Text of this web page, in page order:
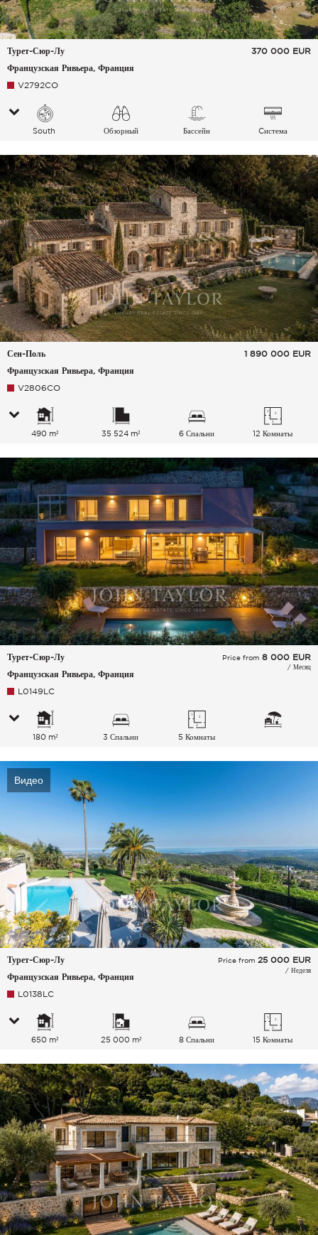
Турет-Сюр-Лу
Французская Ривьера, Франция
370 000 EUR
V2792CO
South
Обзорный
Бассейн
Cистема
воздуха
Сен-Поль
Французская Ривьера, Франция
1 890 000 EUR
V2806CO
490 m² 35 524 m² 6 Спальни 12 Комнаты
Турет-Сюр-Лу
Французская Ривьера, Франция
Price from 8 000 EUR
/ Месяц
L0149LC
180 m² 3 Спальни 5 Комнаты
Видео
Турет-Сюр-Лу
Французская Ривьера, Франция
Price from 25 000 EUR
/ Неделя
L0138LC
650 m² 25 000 m² 8 Спальни 15 Комнаты